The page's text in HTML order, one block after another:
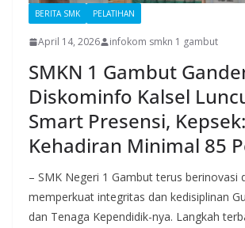
BERITA SMK PELATIHAN
April 14, 2026 infokom smkn 1 gambut
SMKN 1 Gambut
Diskominfo Kalsel
Smart Presensi, Kepsek:
Kehadiran Minimal 85
– SMK Negeri 1 Gambut terus berinovasi
memperkuat integritas dan kedisiplinan
dan Tenaga Kependidik-nya. Langkah